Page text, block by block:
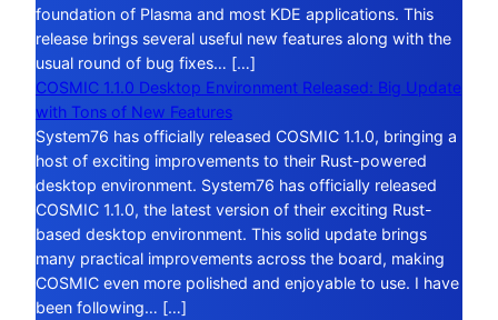
foundation of Plasma and most KDE applications. This
release brings several useful new features along with the
usual round of bug fixes… […]
COSMIC 1.1.0 Desktop Environment Released: Big Update
with Tons of New Features
System76 has officially released COSMIC 1.1.0, bringing a
host of exciting improvements to their Rust-powered
desktop environment. System76 has officially released
COSMIC 1.1.0, the latest version of their exciting Rust-
based desktop environment. This solid update brings
many practical improvements across the board, making
COSMIC even more polished and enjoyable to use. I have
been following… […]